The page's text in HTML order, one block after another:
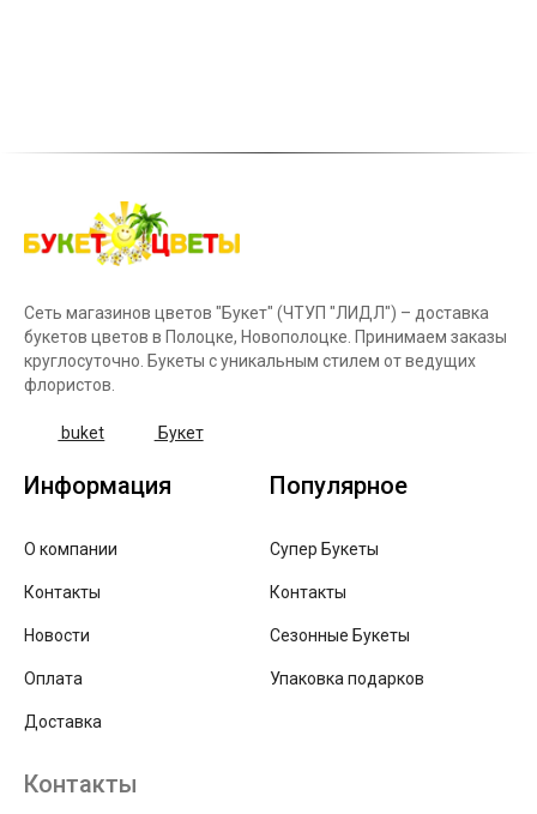
Сеть магазинов цветов "Букет" (ЧТУП "ЛИДЛ") – доставка
букетов цветов в Полоцке, Новополоцке. Принимаем заказы
круглосуточно. Букеты с уникальным стилем от ведущих
флористов.
buket Букет
Информация
О компании
Контакты
Новости
Оплата
Доставка
Популярное
Супер Букеты
Контакты
Сезонные Букеты
Упаковка подарков
Контакты